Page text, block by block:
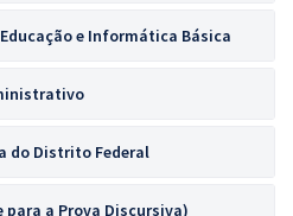
e Informática Básica
do Distrito Federal
a Prova Discursiva)